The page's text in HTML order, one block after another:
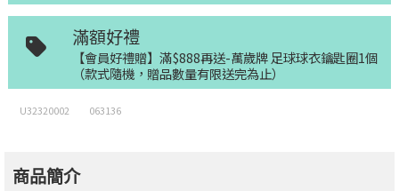
滿額好禮
【會員好禮贈】滿$888再送-萬歲牌 足球球衣鑰匙圈1個
（款式隨機，贈品數量有限送完為止）
U32320002 063136
商品簡介